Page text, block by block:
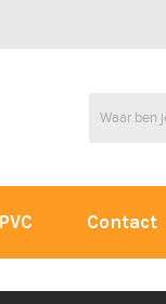
PVC Contact